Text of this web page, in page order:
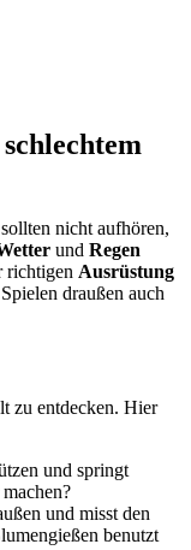
nicht aufhören,
und Regen
richtigen Ausrüstung
draußen auch
zu entdecken. Hier
und springt
und misst den
benutzt